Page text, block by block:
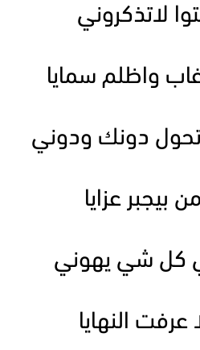
لاتذكروني
واظلم سمايا
تحول دونك ودوني
بيجبر عزايا
كل شي يهوني
عرفت النهايا